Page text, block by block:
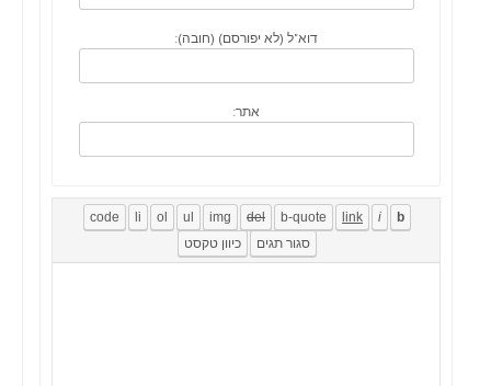
דוא"ל (לא יפורסם) (חובה):
אתר: